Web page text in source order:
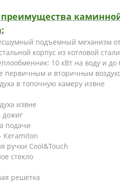
каминной
подъемный механизм
корпус из котловой стали
10 кВт на воду и до
первичным и вторичным
в топочную камеру извне
извне
подачи
Keramiton
ручки Cool&Touch
стекло
решетка